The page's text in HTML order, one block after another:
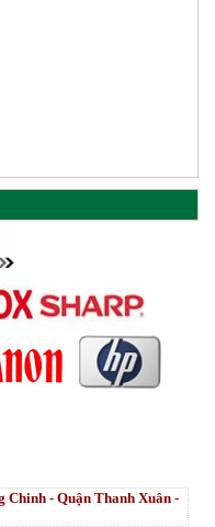
Chinh - Quận Thanh Xuân -